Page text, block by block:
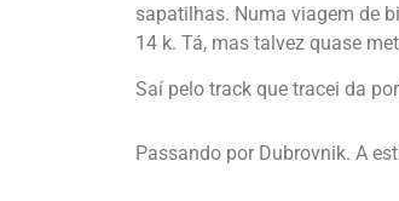
sapatilhas. Numa viagem de
14 k. Tá, mas talvez quase
Saí pelo track que tracei da
Passando por Dubrovnik. A